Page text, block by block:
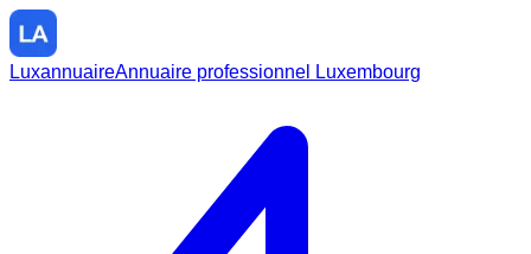
LuxannuaireAnnuaire professionnel Luxembourg